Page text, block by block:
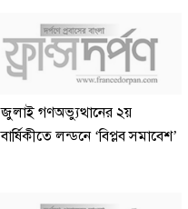
জুলাই গণঅভ্যুত্থানের ২য়
বার্ষিকীতে লন্ডনে ‘বিপ্লব সমাবেশ’